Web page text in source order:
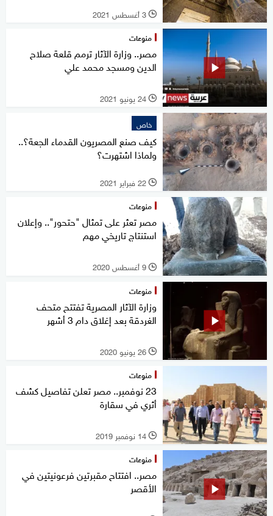
l 3 أغسطس 2021
منوعات
مصر.. وزارة الآثار ترمم قلعة صلاح
الدين ومسجد محمد علي
l 24 يونيو 2021
خاص
كيف صنع المصريون القدماء الجعة؟..
ولماذا اشتهرت؟
l 22 فبراير 2021
منوعات
مصر تعثر على تمثال "حتحور".. وإعلان
استنتاج تاريخي مهم
l 9 أغسطس 2020
منوعات
وزارة الآثار المصرية تفتتح متحف
الغردقة بعد إغلاق دام 3 أشهر
l 26 يونيو 2020
منوعات
23 نوفمبر.. مصر تعلن تفاصيل كشف
أثري في سقارة
l 14 نوفمبر 2019
منوعات
مصر.. افتتاح مقبرتين فرعونيتين في
الأقصر